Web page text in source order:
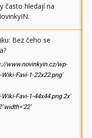
často hledají na
.
Bez čeho se
www.novinkyin.cz/wp-
Favi-1-22x22.png'
Favi-1-44x44.png 2x'
width='22'